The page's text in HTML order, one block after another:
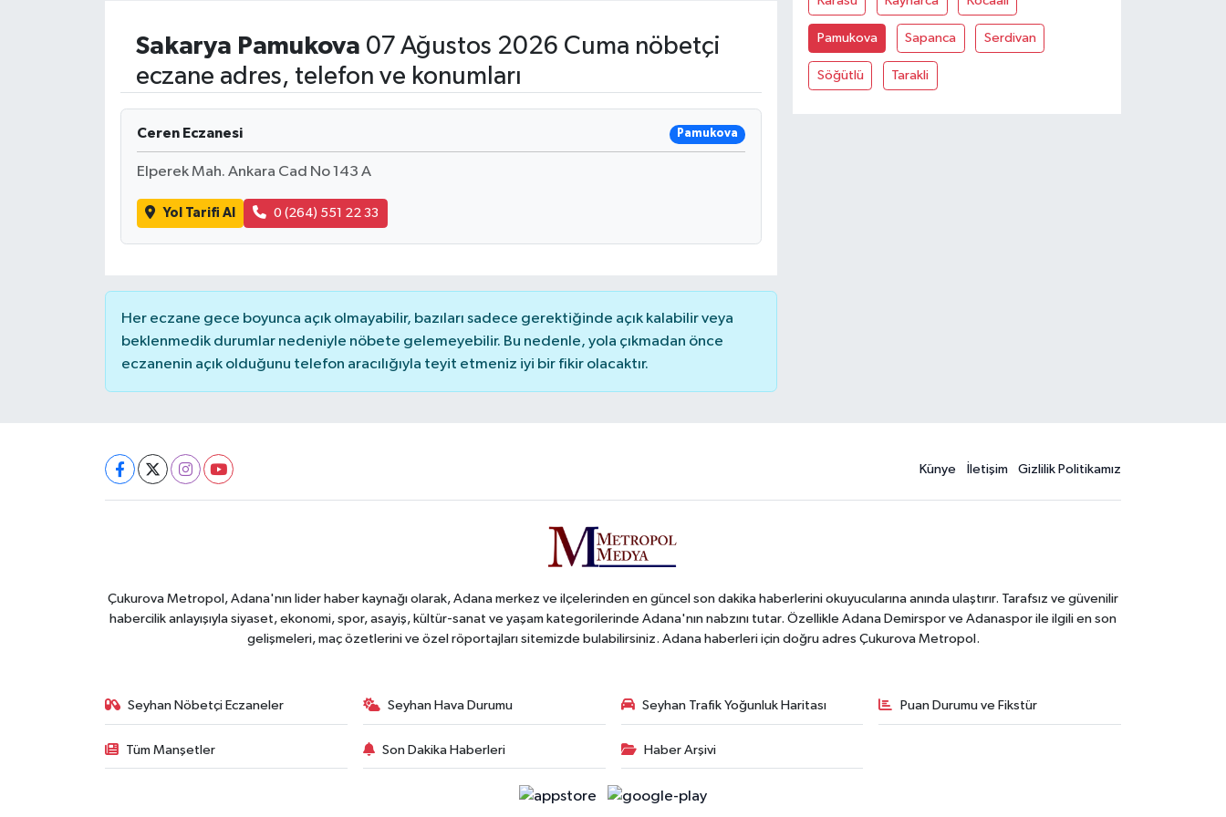
Sakarya Pamukova 07 Ağustos 2026 Cuma nöbetçi
eczane adres, telefon ve konumları
Ceren Eczanesi Pamukova
Elperek Mah. Ankara Cad No 143 A
Yol Tarifi Al 0 (264) 551 22 33
Her eczane gece boyunca açık olmayabilir, bazıları sadece gerektiğinde açık kalabilir veya
beklenmedik durumlar nedeniyle nöbete gelemeyebilir. Bu nedenle, yola çıkmadan önce
eczanenin açık olduğunu telefon aracılığıyla teyit etmeniz iyi bir fikir olacaktır.
Pamukova Sapanca Serdivan
Söğütlü Tarakli
Künye İletişim Gizlilik Politikamız
Çukurova Metropol, Adana'nın lider haber kaynağı olarak, Adana merkez ve ilçelerinden en güncel son dakika haberlerini okuyucularına anında ulaştırır. Tarafsız ve güvenilir
habercilik anlayışıyla siyaset, ekonomi, spor, asayiş, kültür-sanat ve yaşam kategorilerinde Adana'nın nabzını tutar. Özellikle Adana Demirspor ve Adanaspor ile ilgili en son
gelişmeleri, maç özetlerini ve özel röportajları sitemizde bulabilirsiniz. Adana haberleri için doğru adres Çukurova Metropol.
Seyhan Nöbetçi Eczaneler Seyhan Hava Durumu Seyhan Trafik Yoğunluk Haritası Puan Durumu ve Fikstür
Tüm Manşetler Son Dakika Haberleri Haber Arşivi